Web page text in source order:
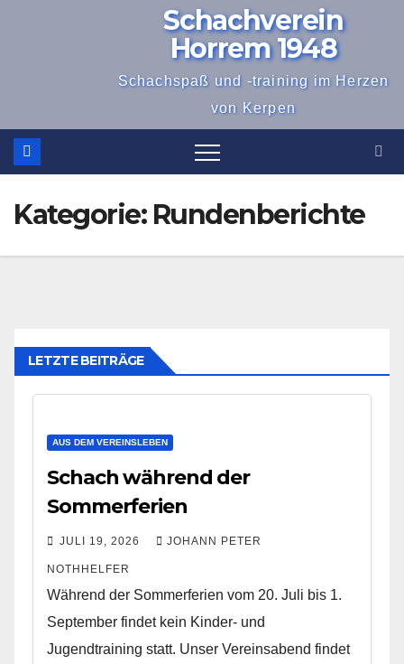
Schachverein
Horrem 1948
Schachspaß und -training im Herzen
von Kerpen
Kategorie: Rundenberichte
LETZTE BEITRÄGE
AUS DEM VEREINSLEBEN
Schach während der
Sommerferien
JULI 19, 2026 JOHANN PETER
NOTHHELFER
Während der Sommerferien vom 20. Juli bis 1.
September findet kein Kinder- und
Jugendtraining statt. Unser Vereinsabend findet